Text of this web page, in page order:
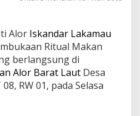
Alor Iskandar Lakamau
Ritual Makan
berlangsung di
Alor Barat Laut Desa
RW 01, pada Selasa